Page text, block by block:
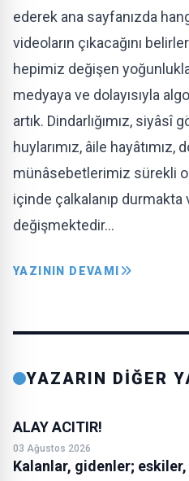
ederek ana sayfanızda
videoların çıkacağını
hepimiz değişen
medyaya ve dolayısıyla
artık. Dindarlığımız,
huylarımız, âile hayâtımız,
münâsebetlerimiz sürekli
içinde çalkalanıp durmakta
değişmektedir…
YAZININ DEVAMI
YAZARIN DİĞER
ALAY ACITIR!
03 Ağustos 2026
Kalanlar, gidenler;